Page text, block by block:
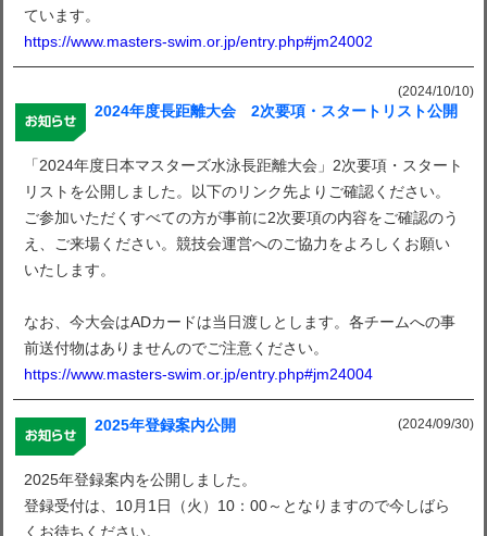
ています。
https://www.masters-swim.or.jp/entry.php#jm24002
(2024/10/10)
2024年度長距離大会 2次要項・スタートリスト公開
「2024年度日本マスターズ水泳長距離大会」2次要項・スタート
リストを公開しました。以下のリンク先よりご確認ください。
ご参加いただくすべての方が事前に2次要項の内容をご確認のう
え、ご来場ください。競技会運営へのご協力をよろしくお願い
いたします。
なお、今大会はADカードは当日渡しとします。各チームへの事
前送付物はありませんのでご注意ください。
https://www.masters-swim.or.jp/entry.php#jm24004
(2024/09/30)
2025年登録案内公開
2025年登録案内を公開しました。
登録受付は、10月1日（火）10：00～となりますので今しばら
くお待ちください。